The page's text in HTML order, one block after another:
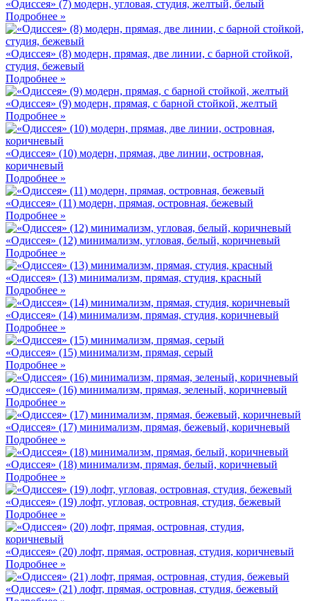
«Одиссея» (7) модерн, угловая, студия, желтый, белый
Подробнее »
«Одиссея» (8) модерн, прямая, две линии, с барной стойкой,
студия, бежевый
Подробнее »
«Одиссея» (9) модерн, прямая, с барной стойкой, желтый
Подробнее »
«Одиссея» (10) модерн, прямая, две линии, островная,
коричневый
Подробнее »
«Одиссея» (11) модерн, прямая, островная, бежевый
Подробнее »
«Одиссея» (12) минимализм, угловая, белый, коричневый
Подробнее »
«Одиссея» (13) минимализм, прямая, студия, красный
Подробнее »
«Одиссея» (14) минимализм, прямая, студия, коричневый
Подробнее »
«Одиссея» (15) минимализм, прямая, серый
Подробнее »
«Одиссея» (16) минимализм, прямая, зеленый, коричневый
Подробнее »
«Одиссея» (17) минимализм, прямая, бежевый, коричневый
Подробнее »
«Одиссея» (18) минимализм, прямая, белый, коричневый
Подробнее »
«Одиссея» (19) лофт, угловая, островная, студия, бежевый
Подробнее »
«Одиссея» (20) лофт, прямая, островная, студия, коричневый
Подробнее »
«Одиссея» (21) лофт, прямая, островная, студия, бежевый